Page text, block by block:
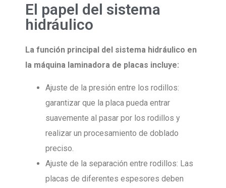
El papel del sistema
hidráulico
La función principal del sistema hidráulico en
la máquina laminadora de placas incluye:
Ajuste de la presión entre los rodillos:
garantizar que la placa pueda entrar
suavemente al pasar por los rodillos y
realizar un procesamiento de doblado
preciso.
Ajuste de la separación entre rodillos: Las
placas de diferentes espesores deben